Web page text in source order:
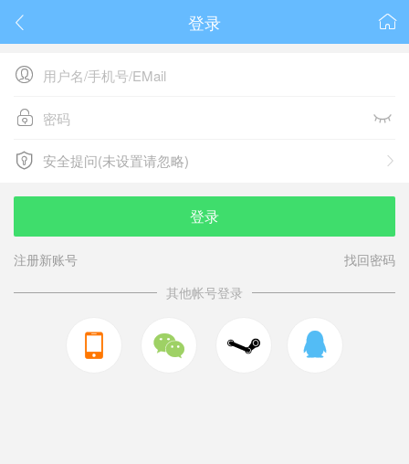
 
登录

 
 
安全提问(未设置请忽略)
安全提问(未设置请忽略)
登录
注册新账号
找回密码
其他帐号登录
  